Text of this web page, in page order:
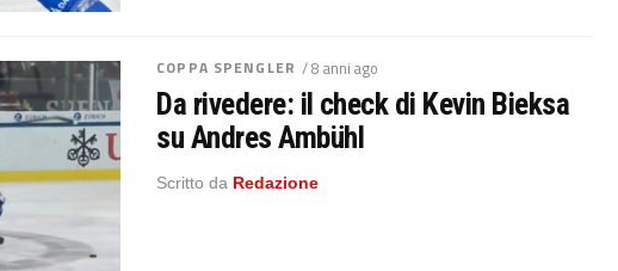
COPPA SPENGLER / 8 anni ago
Da rivedere: il check di Kevin Bieksa
su Andres Ambühl
Scritto da Redazione